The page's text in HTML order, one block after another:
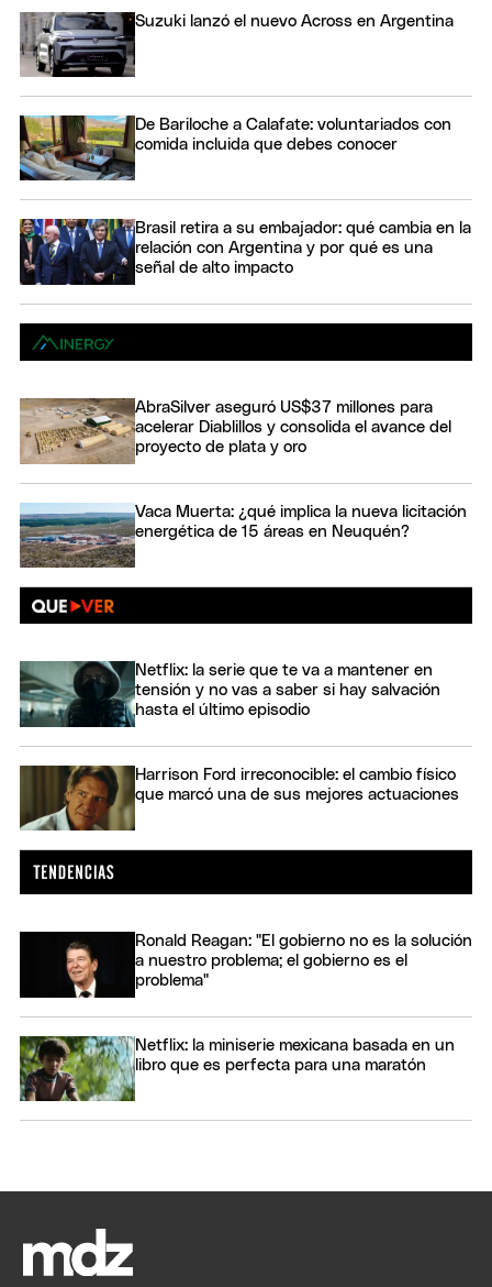
Suzuki lanzó el nuevo Across en Argentina
De Bariloche a Calafate: voluntariados con
comida incluida que debes conocer
Brasil retira a su embajador: qué cambia en la
relación con Argentina y por qué es una
señal de alto impacto
AbraSilver aseguró US$37 millones para
acelerar Diablillos y consolida el avance del
proyecto de plata y oro
Vaca Muerta: ¿qué implica la nueva licitación
energética de 15 áreas en Neuquén?
Netflix: la serie que te va a mantener en
tensión y no vas a saber si hay salvación
hasta el último episodio
Harrison Ford irreconocible: el cambio físico
que marcó una de sus mejores actuaciones
Ronald Reagan: "El gobierno no es la solución
a nuestro problema; el gobierno es el
problema"
Netflix: la miniserie mexicana basada en un
libro que es perfecta para una maratón